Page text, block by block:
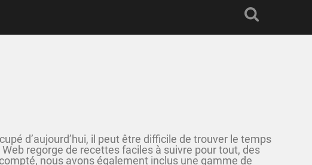
d’aujourd’hui, il peut être difficile de trouver le temps
regorge de recettes faciles à suivre pour tout, des
nous avons également inclus une gamme de